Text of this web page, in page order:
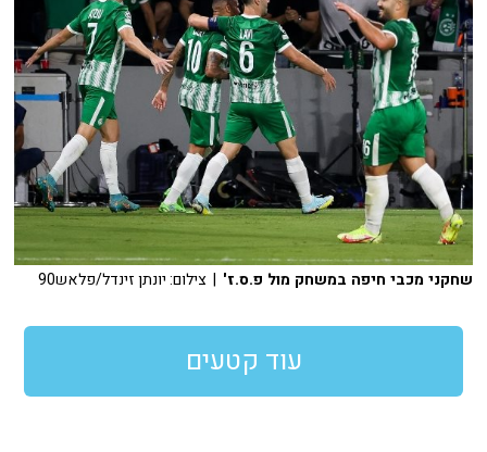
שחקני מכבי חיפה במשחק מול פ.ס.ז' | צילום: יונתן זינדל/פלאש90
עוד קטעים